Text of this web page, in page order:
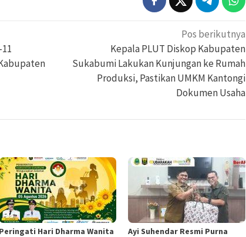
Pos berikutnya
Kepala PLUT Diskop Kabupaten
Sukabumi Lakukan Kunjungan ke Rumah
Produksi, Pastikan UMKM Kantongi
Dokumen Usaha
Peringati Hari Dharma Wanita
Ayi Suhendar Resmi Purna